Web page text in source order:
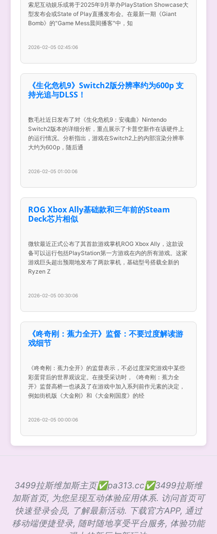
索尼互动娱乐或将于2025年9月举办PlayStation Showcase大
型发布会或State of Play直播发布会。在最新一期《Giant
Bomb》的"Game Mess晨间播客"中，知
2026-02-05 02:45:06
《生化危机9》Switch2版分辨率约为600p 支
持光追与DLSS！
数毛社近日发布了对《生化危机9：安魂曲》Nintendo
Switch2版本的详细分析，重点展示了卡普空新作在该硬件上
的运行情况。分析指出，游戏在Switch2上的内部渲染分辨率
大约为600p，随后通
2026-02-05 01:00:06
ROG Xbox Ally基础款和三年前的Steam
Deck芯片相似
微软最近正式公布了其首款游戏掌机ROG Xbox Ally，这款设
备可以运行包括PlayStation第一方游戏在内的所有游戏。这家
游戏巨头超出预期地发布了两款掌机，基础型号搭载全新的
Ryzen Z
2026-02-05 00:30:06
《咚奇刚：蕉力全开》监督：不要过度解读游
戏细节
《咚奇刚：蕉力全开》的监督表示，不必过度深究游戏中某些
彩蛋背后的世界观设定。在接受采访时，《咚奇刚：蕉力全
开》监督高桥一也谈及了在游戏中加入系列前作元素的决定，
例如街机版《大金刚》和《大金刚国度》的经
2026-02-05 00:00:06
3499拉斯维加斯主页✅pa313.cc✅3499拉斯维
加斯首页, 为您呈现互动体验应用体系. 访问首页可
快速登录会员, 了解最新活动. 下载官方APP, 通过
移动端便捷登录, 随时随地享受平台服务, 体验功能